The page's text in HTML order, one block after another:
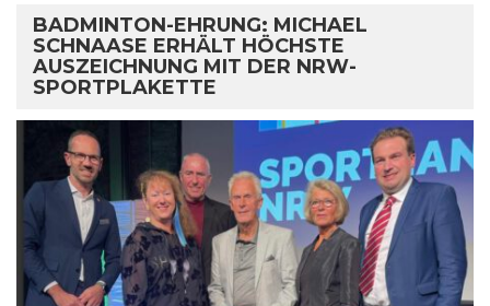
BADMINTON-EHRUNG: MICHAEL
SCHNAASE ERHÄLT HÖCHSTE
AUSZEICHNUNG MIT DER NRW-
SPORTPLAKETTE